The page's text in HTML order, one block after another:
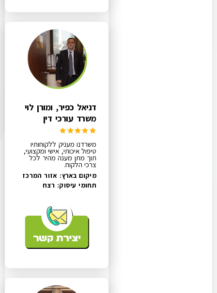
דניאל כפיר, ומורן לוי
משרד עורכי דין
משרדנו מעניק ללקוחותיו
טיפול איכותי, אישי ומקצועי,
תוך מתן מענה מהיר לכל
צרכי הלקוח.
מיקום בארץ: אזור המרכז
תחומי עיסוק: רצח